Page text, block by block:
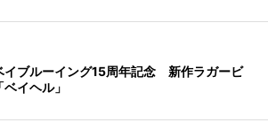
イブルーイング15周年記念 新作ラガービ
イヘル」